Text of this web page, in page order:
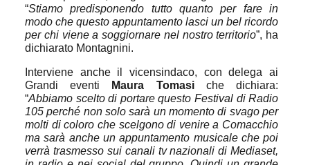
“Stiamo predisponendo tutto quanto per fare in
modo che questo appuntamento lasci un bel ricordo
per chi viene a soggiornare nel nostro territorio”, ha
dichiarato Montagnini.
Interviene anche il vicensindaco, con delega ai
Grandi eventi
Maura Tomasiche dichiara:
“Abbiamo scelto di portare questo Festival di Radio
105 perché non solo sarà un momento di svago per
molti di coloro che scelgono di venire a Comacchio
ma sarà anche un appuntamento musicale che poi
verrà trasmesso sui canali tv nazionali di Mediaset,